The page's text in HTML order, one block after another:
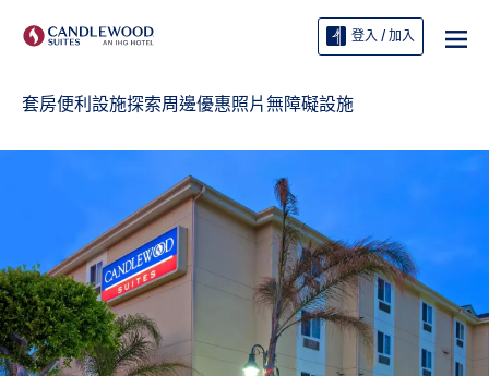
登入 / 加入
套房便利設施探索周邊優惠照片無障礙設施